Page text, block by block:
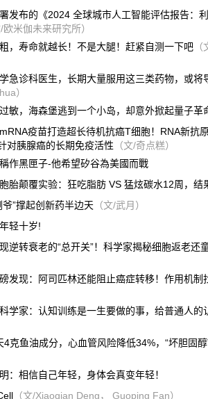
发布的《2024 全球城市人工智能评估报告：
/欧米伽未来研究所）
，寿命就越长！不是大腿！赶紧自测一下吧
急诊科医生，长期大量服用这三类药物，或将
）
敏，海森堡逃到一个小岛，却意外掀起量子革
mRNA疫苗打造超长待机抗癌T细胞！RNA新抗
对胰腺癌的长期免疫活性 （文/奇点糕）
作黑匣子-他希望矽谷為美國而戰
胎颠覆实验：狂吃脂肪 VS 猛炫碳水12周，结
爷”撑起创新药半边天 （文/武月）
轻十岁!
逆转衰老的“总开关”！科学家揭秘细胞返老还
磅发现：阿司匹林还能阻止癌症转移！作用机制
学家：认知训练是一生要做的事，给普通人的
4克鱼油成分，心血管风险降低34%，“坏胆固
：相信自己年轻，身体会真变年轻！
（文/Xiaoqian Deng， Guoping Fan）